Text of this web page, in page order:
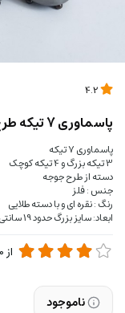
پاسماوری 7 تیکه طرح جوجه
پاسماوری 7 تیکه
3 تیکه بزرگ و 4 تیکه کوچک
دسته از طرح جوجه
جنس : فلز
رنگ : نقره ای و با دسته طلایی
ابعاد: سایز بزرگ حدود 19 سانتی متر و سایز کوچک حدود 13 سانتی متر
از
ناموجود